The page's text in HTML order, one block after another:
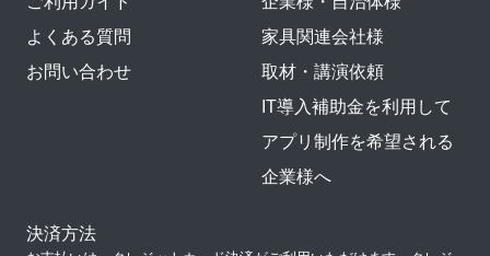
よくある質問
お問い合わせ
家具関連会社様
取材・講演依頼
IT導入補助金を利用して
アプリ制作を希望される
企業様へ
決済方法